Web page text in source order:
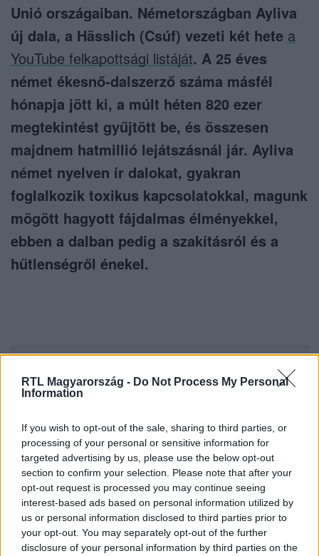
RTL Magyarország - Do Not Process My Personal
Information
If you wish to opt-out of the sale, sharing to third parties, or
processing of your personal or sensitive information for
targeted advertising by us, please use the below opt-out
section to confirm your selection. Please note that after your
opt-out request is processed you may continue seeing
interest-based ads based on personal information utilized by
us or personal information disclosed to third parties prior to
your opt-out. You may separately opt-out of the further
disclosure of your personal information by third parties on the
Unió országaiban. Németországban Ayliva
új dala, a Hässlich (Csúf) vezeti két hete a
YouTube felkapottsági listáját. A 25 éves
német ékesnő-dalszerző száma másfél
hónapja jött ki, a múlt héten 820 ezer
megtekintést gyűjtött be, és összesen
majdnem hatmillió lejátszásnál jár. Ayliva
német nyelven ír dalokat, gyakran
foglalkozik toxikus kapcsolatokkal, magunk
mögött hagyott fájdalmas élményekkel,
ebben a dalban pedig a szakításról és a
hűtlenségről énekel.
legyen a Google-találatokban!